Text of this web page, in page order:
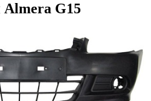
Almera G15